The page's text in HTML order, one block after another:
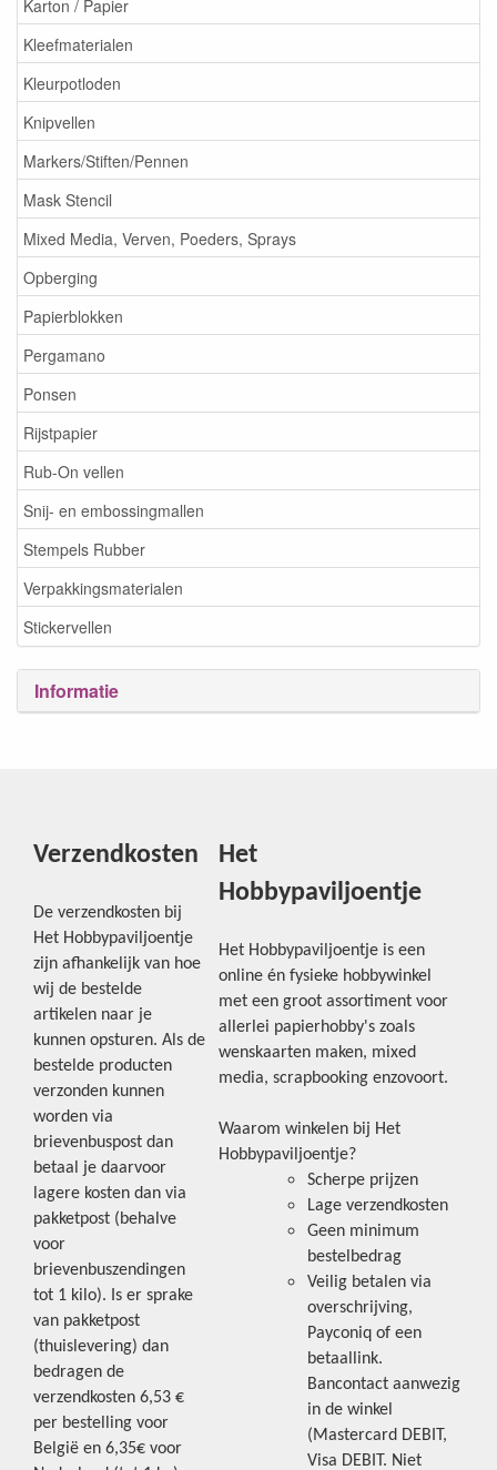
Karton / Papier
Kleefmaterialen
Kleurpotloden
Knipvellen
Markers/Stiften/Pennen
Mask Stencil
Mixed Media, Verven, Poeders, Sprays
Opberging
Papierblokken
Pergamano
Ponsen
Rijstpapier
Rub-On vellen
Snij- en embossingmallen
Stempels Rubber
Verpakkingsmaterialen
Stickervellen
Informatie
Verzendkosten
De verzendkosten bij
Het Hobbypaviljoentje
zijn afhankelijk van hoe
wij de bestelde
artikelen naar je
kunnen opsturen. Als de
bestelde producten
verzonden kunnen
worden via
brievenbuspost dan
betaal je daarvoor
lagere kosten dan via
pakketpost (behalve
voor
brievenbuszendingen
tot 1 kilo). Is er sprake
van pakketpost
(thuislevering) dan
bedragen de
verzendkosten 6,53 €
per bestelling voor
België en 6,35€ voor
Het
Hobbypaviljoentje
Het Hobbypaviljoentje is een
online én fysieke hobbywinkel
met een groot assortiment voor
allerlei papierhobby's zoals
wenskaarten maken, mixed
media, scrapbooking enzovoort.
Waarom winkelen bij Het
Hobbypaviljoentje?
Scherpe prijzen
Lage verzendkosten
Geen minimum
bestelbedrag
Veilig betalen via
overschrijving,
Payconiq of een
betaallink.
Bancontact aanwezig
in de winkel
(Mastercard DEBIT,
Visa DEBIT. Niet